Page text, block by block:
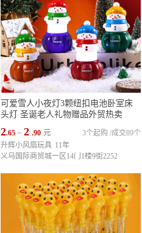
可爱雪人小夜灯3颗纽扣电池卧室床
头灯 圣诞老人礼物赠品外贸热卖
2.65 ~ 2 .90 元 成交89个
3个起购 /
升辉小风扇玩具 11年
义乌国际商贸城一区14门1楼9街2252